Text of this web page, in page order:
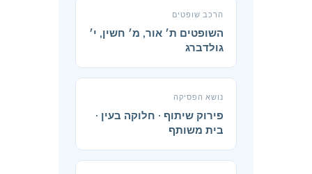
הרכב שופטים
השופטים ת׳ אור, מ׳ חשין, י׳
גולדברג
נושא הפסיקה
פירוק שיתוף · חלוקה בעין ·
בית משותף